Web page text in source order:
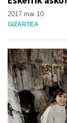
2017 mai 10
GIZARTEA